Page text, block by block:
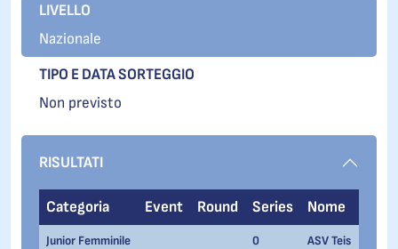
LIVELLO
Nazionale
TIPO E DATA SORTEGGIO
Non previsto
RISULTATI
Categoria Event Round Series Nome
Junior Femminile 0 ASV Teis